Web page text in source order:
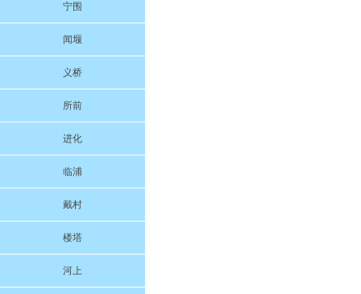
宁围
闻堰
义桥
所前
进化
临浦
戴村
楼塔
河上